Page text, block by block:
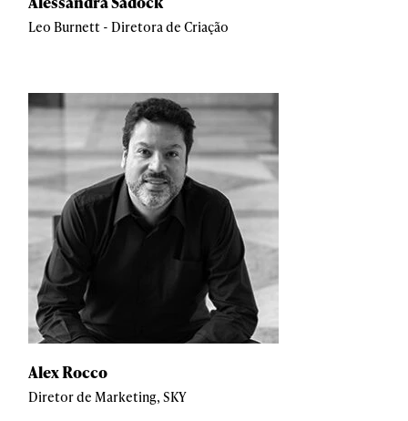
Leo Burnett - Diretora de Criação
Alex Rocco
Diretor de Marketing, SKY